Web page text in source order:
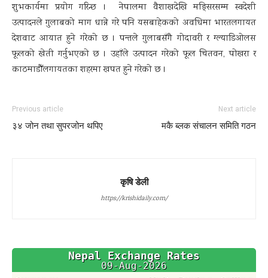
शुभकार्यमा प्रयोग गरिन्छ । नेपालमा वैशाखदेखि मङ्सिरसम्म स्वदेशी
उत्पादनले गुलाबको माग धान्ने गरे पनि यसबाहेकको अवधिमा भारतलगायत
देशवाट आयात हुने गरेको छ । पन्तले गुलाबसँगै गोदावरी र ग्ल्याडिओलस
फूलको खेती गर्नुभएको छ । उहाँले उत्पादन गरेको फूल चितवन, पोखरा र
काठमाडौँलगायतका शहरमा खपत हुने गरेको छ ।
Previous article
३४ जोन तथा सुपरजोन थपिए
Next article
मकै ब्लक संचालन समिति गठन
कृषि डेली
https://krishidaily.com/